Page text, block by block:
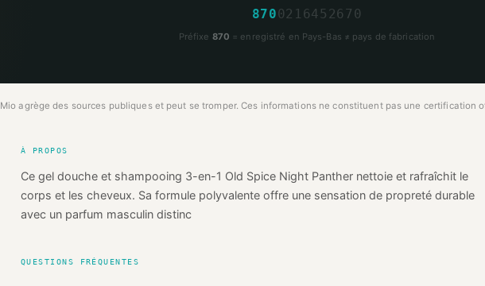
87002 1 64 5 26 7 0
Préfixe 870 = enregistré en Pays-Bas ≠ pays de fabrication
Mio agrège des sources publiques et peut se tromper. Ces informations ne constituent pas une certification
À PROPOS
Ce gel douche et shampooing 3-en-1 Old Spice Night Panther nettoie et rafraîchit le
corps et les cheveux. Sa formule polyvalente offre une sensation de propreté durable
avec un parfum masculin distinc
QUESTIONS FRÉQUENTES